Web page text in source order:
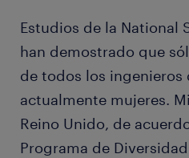
Estudios de la National
han demostrado que
de todos los ingenieros
actualmente mujeres.
Reino Unido, de
Programa de